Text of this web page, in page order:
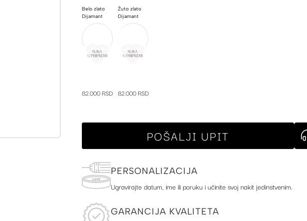
Belo zlato
Dijamant
82.000 RSD
Žuto zlato
Dijamant
82.000 RSD
POŠALJI UPIT
PERSONALIZACIJA
Ugravirajte datum, ime ili poruku i učinite svoj nakit jedinstvenim.
GARANCIJA KVALITETA